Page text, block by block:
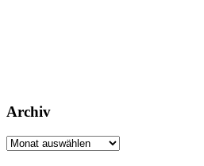
Archiv
Archiv